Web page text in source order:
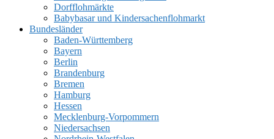
Dorfflohmärkte
Babybasar und Kindersachenflohmarkt
Bundesländer
Baden-Württemberg
Bayern
Berlin
Brandenburg
Bremen
Hamburg
Hessen
Mecklenburg-Vorpommern
Niedersachsen